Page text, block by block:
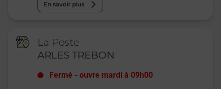
En savoir plus
La Poste
ARLES TREBON
Fermé -ouvre mardi à 09h00